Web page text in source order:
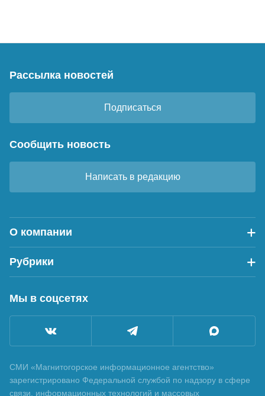
Рассылка новостей
Подписаться
Сообщить новость
Написать в редакцию
О компании
Рубрики
Мы в соцсетях
СМИ «Магнитогорское информационное агентство»
зарегистрировано Федеральной службой по надзору в сфере
связи, информационных технологий и массовых